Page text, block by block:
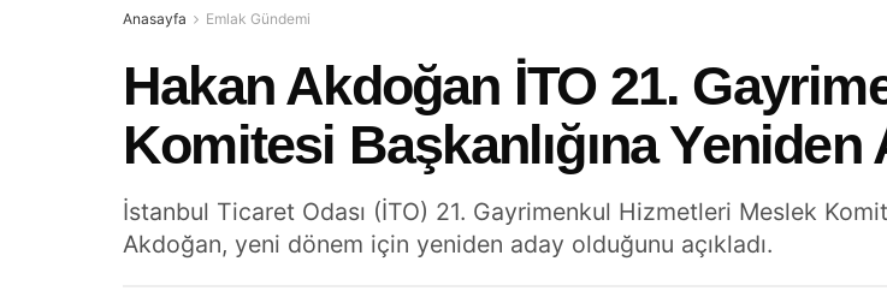
Anasayfa Emlak Gündemi
Hakan Akdoğan İTO 21.
Komitesi Başkanlığına Yeniden
İstanbul Ticaret Odası (İTO) 21. Gayrimenkul Hizmetleri Meslek
Akdoğan, yeni dönem için yeniden aday olduğunu açıkladı.